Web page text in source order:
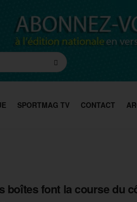
SPORTMAG TV CONTACT
boîtes font la course du